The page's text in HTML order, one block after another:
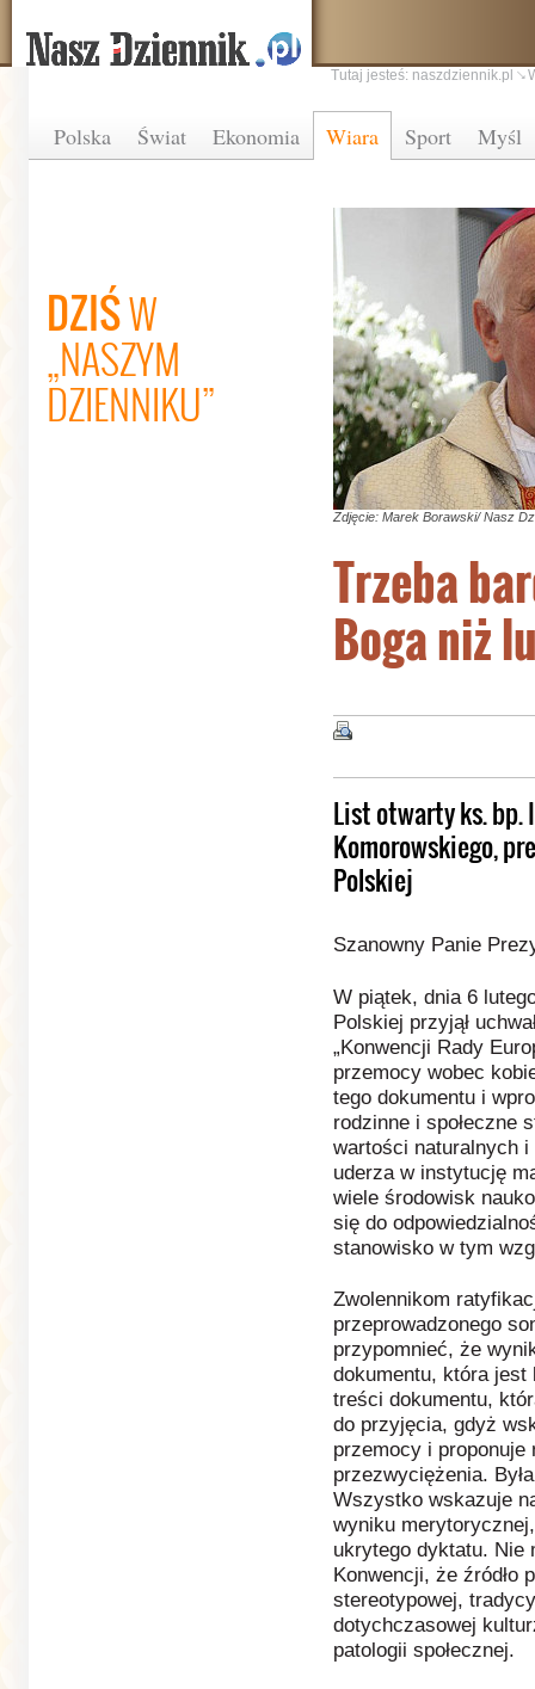
Polska Świat Ekonomia Wiara Sport Myśl
Tutaj jesteś: naszdziennik.pl
DZIŚW
„NASZYM
DZIENNIKU”
Zdjęcie: Marek Borawski/ Nasz
Trzeba
Boga niż
List otwarty ks. bp.
Komorowskiego,
Polskiej
Szanowny Panie
W piątek, dnia 6
Polskiej przyjął
„Konwencji Rady
przemocy wobec
tego dokumentu i
rodzinne i społeczne
wartości naturalnych
uderza w instytucję
wiele środowisk
się do
stanowisko w tym
Zwolennikom
przeprowadzonego
przypomnieć, że
dokumentu, która jest
treści dokumentu,
do przyjęcia, gdyż
przemocy i proponuje
przezwyciężenia.
Wszystko wskazuje
wyniku
ukrytego dyktatu. Nie
Konwencji, że źródło
stereotypowej,
dotychczasowej
patologii społecznej.